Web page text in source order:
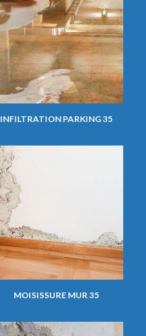
INFILTRATION PARKING 35
MOISISSURE MUR 35